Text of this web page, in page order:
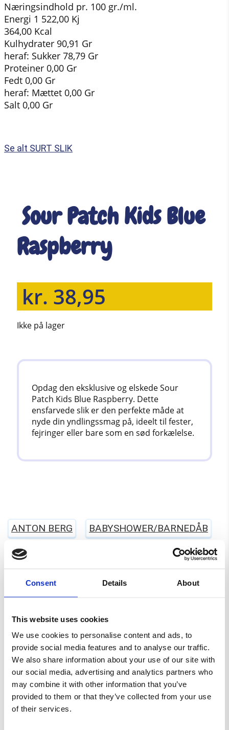
Consent Details About
This website uses cookies
We use cookies to personalise content and ads, to
provide social media features and to analyse our traffic.
We also share information about your use of our site with
our social media, advertising and analytics partners who
may combine it with other information that you’ve
provided to them or that they’ve collected from your use
of their services.
Næringsindhold pr. 100 gr./ml.
Energi 1 522,00 Kj
364,00 Kcal
Kulhydrater 90,91 Gr
heraf: Sukker 78,79 Gr
Proteiner 0,00 Gr
Fedt 0,00 Gr
heraf: Mættet 0,00 Gr
Salt 0,00 Gr
Se alt SURT SLIK
Sour Patch Kids Blue
Raspberry
kr. 38,95
Ikke på lager
Opdag den eksklusive og elskede Sour
Patch Kids Blue Raspberry. Dette
ensfarvede slik er den perfekte måde at
nyde din yndlingssmag på, ideelt til fester,
fejringer eller bare som en sød forkælelse.
ANTON BERG BABYSHOWER/BARNEDÅB
BLAND SELV SLIK
CANDYLAND CANDY PEOPLE
ERHVERV EVERS FARS DAG
FASTELAVN FRANSSONS FØDSELSDAG
GELATINEFRI GLUTENFRI HALLOWEEN
HARIBO JUL